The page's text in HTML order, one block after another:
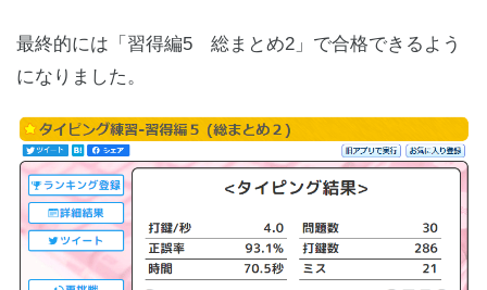
最終的には「習得編5 総まとめ2」で合格できるよう
になりました。